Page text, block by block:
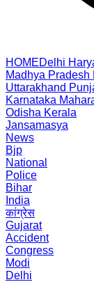
HOMEDelhi
Madhya Pradesh
Uttarakhand
Karnataka
Odisha Kerala
Jansamasya
News
Bjp
National
Police
Bihar
India
कांग्रेस
Gujarat
Accident
Congress
Modi
Delhi